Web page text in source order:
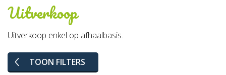
Uitverkoop
Uitverkoop enkel op afhaalbasis.
TOON FILTERS